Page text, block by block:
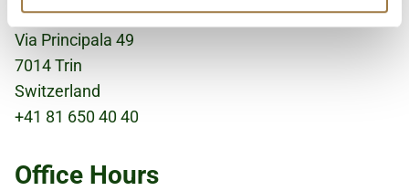
Partner führen diese Informationen möglicherweise mit
weiteren Daten zusammen, die Sie ihnen bereitgestellt
haben oder die sie im Rahmen Ihrer Nutzung der Dienste
Bergwaldprojekt
Via Principala 49
7014 Trin
Switzerland
+41 81 650 40 40
Office Hours